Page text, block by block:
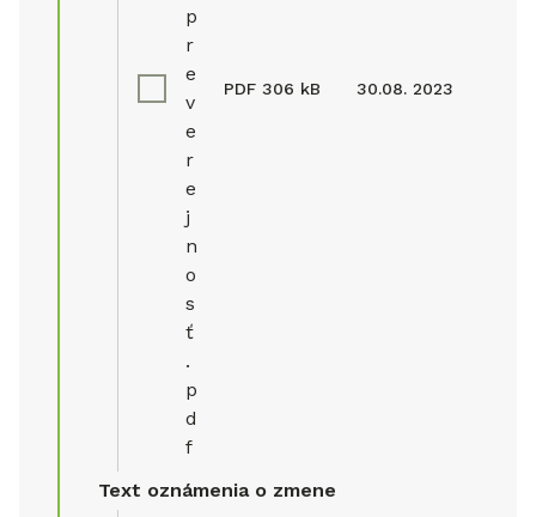
p
r
e
v
e
r
e
j
n
o
s
ť
.
p
d
f
PDF 306 kB 30.08. 2023
Text oznámenia o zmene